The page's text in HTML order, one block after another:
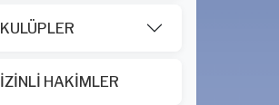
KULÜPLER
İZİNLİ HAKİMLER